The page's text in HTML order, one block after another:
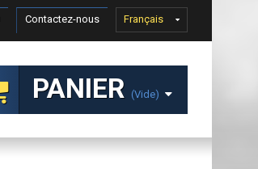
Français
Contactez-nous
PANIER (vide)